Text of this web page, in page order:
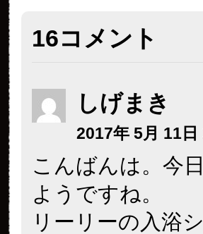
16コメント
しげまき
2017年 5月 11日
こんばんは。今
ようですね。
リーリーの入浴